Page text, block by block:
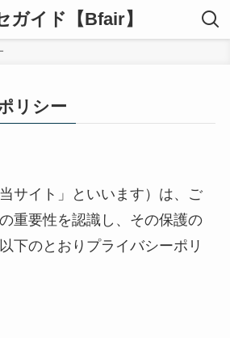
ガイド【Bfair】
リシー
サイト」といいます）は、ご
重要性を認識し、その保護の
下のとおりプライバシーポリ